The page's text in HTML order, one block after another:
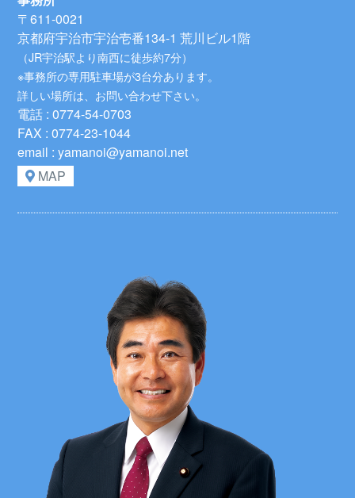
〒611-0021
京都府宇治市宇治壱番134-1 荒川ビル1階
（JR宇治駅より南西に徒歩約7分）
※事務所の専用駐車場が3台分あります。
詳しい場所は、お問い合わせ下さい。
電話 : 0774-54-0703
FAX : 0774-23-1044
email : yamanoi@yamanoi.net
MAP